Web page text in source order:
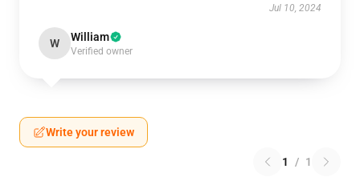
Jul 10, 2024
W William
Verified owner
Write your review
1 / 1